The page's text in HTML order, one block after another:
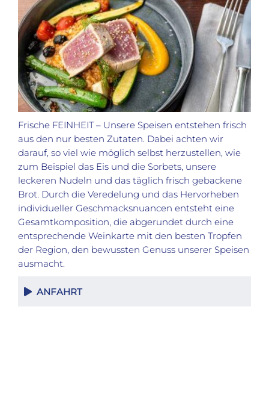
Frische FEINHEIT – Unsere Speisen entstehen frisch
aus den nur besten Zutaten. Dabei achten wir
darauf, so viel wie möglich selbst herzustellen, wie
zum Beispiel das Eis und die Sorbets, unsere
leckeren Nudeln und das täglich frisch gebackene
Brot. Durch die Veredelung und das Hervorheben
individueller Geschmacksnuancen entsteht eine
Gesamtkomposition, die abgerundet durch eine
entsprechende Weinkarte mit den besten Tropfen
der Region, den bewussten Genuss unserer Speisen
ausmacht.
ANFAHRT